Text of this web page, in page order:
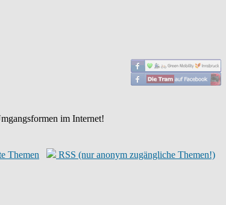
im Internet!
Themen RSS (nur anonym zugängliche Themen!)